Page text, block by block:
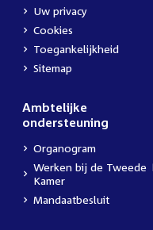
Uw privacy
Cookies
Toegankelijkheid
Sitemap
Ambtelijke
ondersteuning
Organogram
External
link:
Werken bij de Tweede
Kamer
Mandaatbesluit